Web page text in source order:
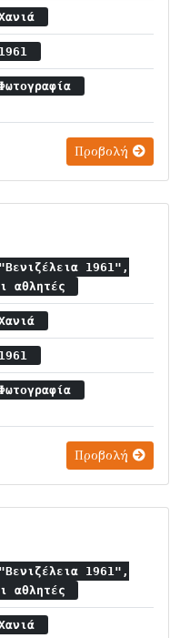
1961
Προβολή
"Βενιζέλεια 1961",
αθλητές
1961
Προβολή
"Βενιζέλεια 1961",
αθλητές